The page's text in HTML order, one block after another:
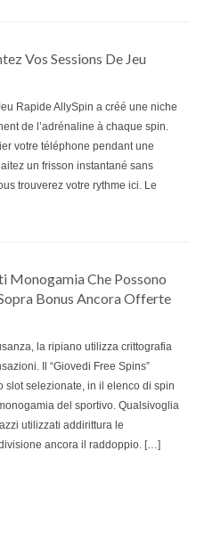
Vos Sessions De Jeu
Rapide AllySpin a créé une niche
de l’adrénaline à chaque spin.
votre téléphone pendant une
un frisson instantané sans
trouverez votre rythme ici. Le
Monogamia Che Possono
Bonus Ancora Offerte
la ripiano utilizza crittografia
Il “Giovedi Free Spins”
slot selezionate, in il elenco di spin
del sportivo. Qualsivoglia
utilizzati addirittura le
ancora il raddoppio. […]